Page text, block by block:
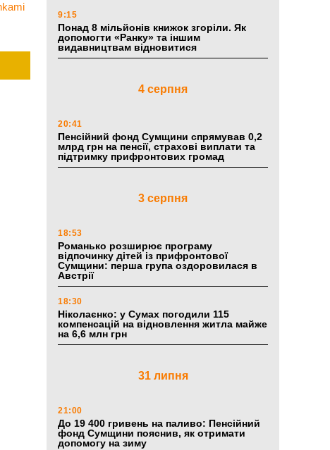
9:15
Понад 8 мільйонів книжок згоріли. Як
допомогти «Ранку» та іншим
видавництвам відновитися
4 серпня
20:41
Пенсійний фонд Сумщини спрямував 0,2
млрд грн на пенсії, страхові виплати та
підтримку прифронтових громад
3 серпня
18:53
Романько розширює програму
відпочинку дітей із прифронтової
Сумщини: перша група оздоровилася в
Австрії
18:30
Ніколаєнко: у Сумах погодили 115
компенсацій на відновлення житла майже
на 6,6 млн грн
31 липня
21:00
До 19 400 гривень на паливо: Пенсійний
фонд Сумщини пояснив, як отримати
допомогу на зиму